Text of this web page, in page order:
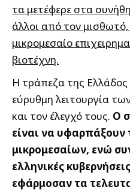
τα μετέφερε στα
άλλοι από τον
μικρομεσαίο
βιοτέχνη.
Η τράπεζα της Ελλάδος
εύρυθμη λειτουργία
και τον έλεγχό τους. Ο
είναι να υφαρπάξουν
μικρομεσαίων, ενώ
ελληνικές
εφάρμοσαν τα